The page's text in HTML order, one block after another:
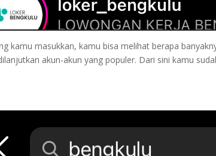
kamu masukkan, kamu bisa melihat berapa
akun-akun yang populer. Dari sini kamu